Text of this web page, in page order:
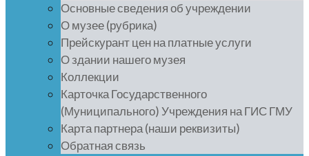
Основные сведения об учреждении
О музее (рубрика)
Прейскурант цен на платные услуги
О здании нашего музея
Коллекции
Карточка Государственного
(Муниципального) Учреждения на ГИС ГМУ
Карта партнера (наши реквизиты)
Обратная связь